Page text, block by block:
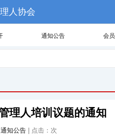
人协会
通知公告 会
理人培训议题的通知
通知公告 | 点击： 次